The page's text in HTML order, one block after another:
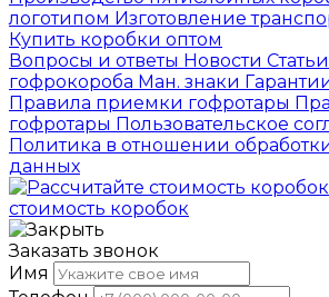
логотипом Изготовление
Купить коробки оптом
Вопросы и ответы Новости Статьи
гофрокороба Ман. знаки
Правила приемки гофротары
гофротары Пользовательское
Политика в отношении
данных
стоимость коробок
Заказать звонок
Имя